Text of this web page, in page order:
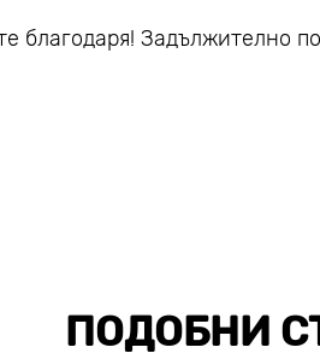
благодаря! Задължително
ПОДОБНИ